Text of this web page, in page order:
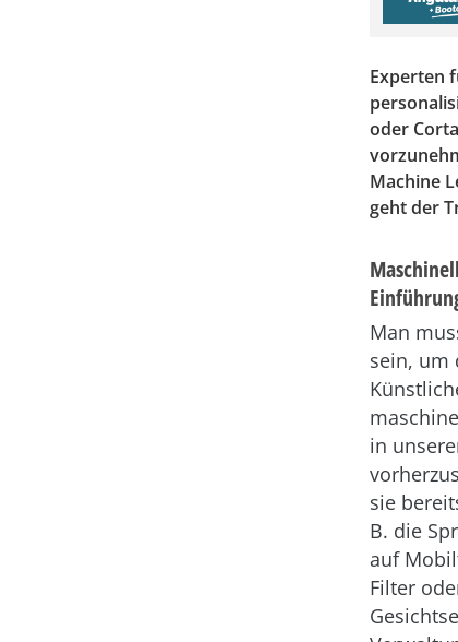
Experten
oder
Machine
geht der
Man
sein, um
in
sie
B. die
auf
Filter